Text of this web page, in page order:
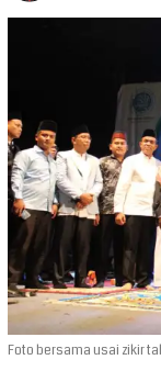
Foto bersama usai zikir